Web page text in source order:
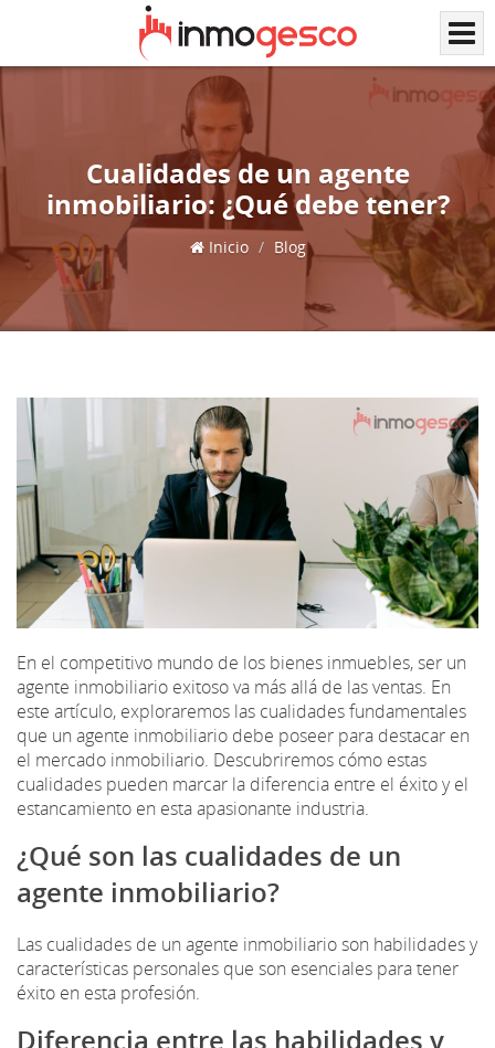
Cualidades de un agente
inmobiliario: ¿Qué debe tener?
Inicio Blog
En el competitivo mundo de los bienes inmuebles, ser un
agente inmobiliario exitoso va más allá de las ventas. En
este artículo, exploraremos las cualidades fundamentales
que un agente inmobiliario debe poseer para destacar en
el mercado inmobiliario. Descubriremos cómo estas
cualidades pueden marcar la diferencia entre el éxito y el
estancamiento en esta apasionante industria.
¿Qué son las cualidades de un
agente inmobiliario?
Las cualidades de un agente inmobiliario son habilidades y
características personales que son esenciales para tener
éxito en esta profesión.
Diferencia entre las habilidades y